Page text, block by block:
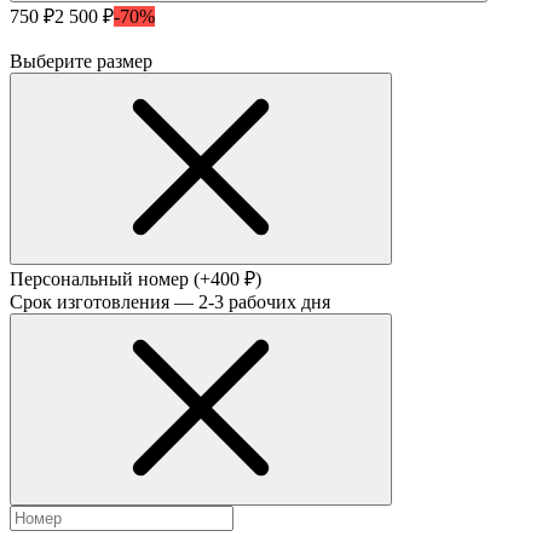
750 ₽2 500 ₽-70%
Выберите размер
Персональный номер (+400 ₽)
Срок изготовления — 2-3 рабочих дня